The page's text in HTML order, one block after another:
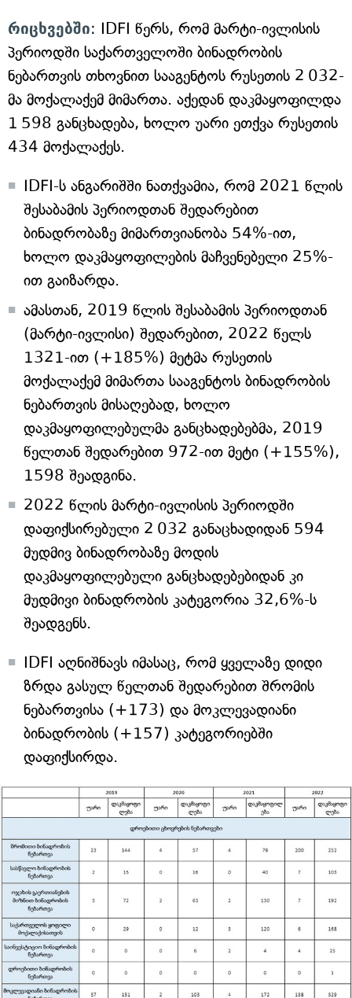
რიცხვებში: IDFI წერს, რომ მარტი-ივლისის
პერიოდში საქართველოში ბინადრობის
ნებართვის თხოვნით სააგენტოს რუსეთის 2 032-
მა მოქალაქემ მიმართა. აქედან დაკმაყოფილდა
1 598 განცხადება, ხოლო უარი ეთქვა რუსეთის
434 მოქალაქეს.
IDFI-ს ანგარიშში ნათქვამია, რომ 2021 წლის
შესაბამის პერიოდთან შედარებით
ბინადრობაზე მიმართვიანობა 54%-ით,
ხოლო დაკმაყოფილების მაჩვენებელი 25%-
ით გაიზარდა.
ამასთან, 2019 წლის შესაბამის პერიოდთან
(მარტი-ივლისი) შედარებით, 2022 წელს
1321-ით (+185%) მეტმა რუსეთის
მოქალაქემ მიმართა სააგენტოს ბინადრობის
ნებართვის მისაღებად, ხოლო
დაკმაყოფილებულმა განცხადებებმა, 2019
წელთან შედარებით 972-ით მეტი (+155%),
1598 შეადგინა.
2022 წლის მარტი-ივლისის პერიოდში
დაფიქსირებული 2 032 განაცხადიდან 594
მუდმივ ბინადრობაზე მოდის
დაკმაყოფილებული განცხადებებიდან კი
მუდმივი ბინადრობის კატეგორია 32,6%-ს
შეადგენს.
IDFI აღნიშნავს იმასაც, რომ ყველაზე დიდი
ზრდა გასულ წელთან შედარებით შრომის
ნებართვისა (+173) და მოკლევადიანი
ბინადრობის (+157) კატეგორიებში
დაფიქსირდა.